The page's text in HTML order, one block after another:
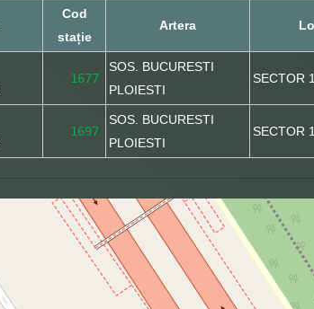
Cod
stație
Artera
1677
SOS. BUCURESTI
PLOIESTI
SECTOR 1
1697
SOS. BUCURESTI
PLOIESTI
SECTOR 1